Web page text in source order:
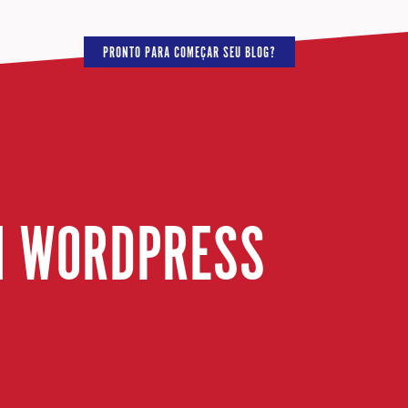
PRONTO PARA COMEÇAR SEU BLOG?